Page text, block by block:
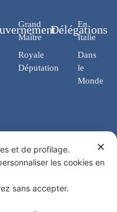
Grand
Maître
Royale
Députation
Délégations
En
Italie
Dans
le
Monde
Rome (IT)
✕
et de profilage.
les cookies en
sans accepter.